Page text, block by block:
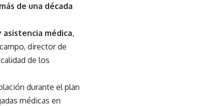
de una década
médica,
director de
de los
durante el plan
médicas en